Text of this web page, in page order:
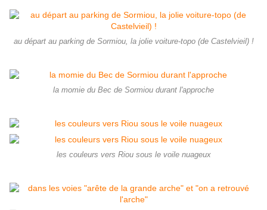
au départ au parking de Sormiou, la jolie voiture-topo (de Castelvieil) !
la momie du Bec de Sormiou durant l'approche
les couleurs vers Riou sous le voile nuageux